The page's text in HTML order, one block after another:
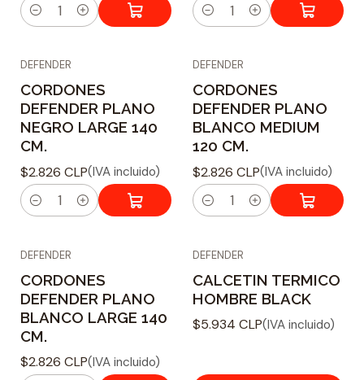
C
n
t
i
d
d
C
n
t
i
d
d
DEFENDER
CORDONES
DEFENDER PLANO
NEGRO LARGE 140
CM.
$2.826 CLP(IVA incluido)
C
n
t
i
d
d
DEFENDER
CORDONES
DEFENDER PLANO
BLANCO MEDIUM
120 CM.
$2.826 CLP(IVA incluido)
C
n
t
i
d
DEFENDER
CORDONES
DEFENDER PLANO
BLANCO LARGE 140
CM.
$2.826 CLP(IVA incluido)
DEFENDER
CALCETIN TERMICO
HOMBRE BLACK
$5.934 CLP(IVA incluido)